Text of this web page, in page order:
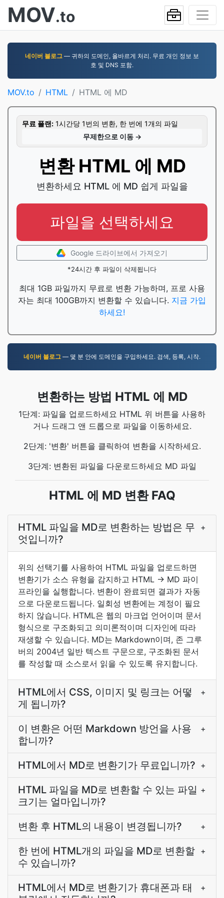
MOV.to
네이버 블로그 — 귀하의 도메인, 올바르게 처리. 무료 개인 정보 보
호 및 DNS 포함.
MOV.to HTML HTML 에 MD
무료 플랜: 1시간당 1번의 변환, 한 번에 1개의 파일
무제한으로 이동 →
변환 HTML 에 MD
변환하세요 HTML 에 MD 쉽게 파일을
파일을 선택하세요
Google 드라이브에서 가져오기
*24시간 후 파일이 삭제됩니다
최대 1GB 파일까지 무료로 변환 가능하며, 프로 사용
자는 최대 100GB까지 변환할 수 있습니다. 지금 가입
하세요!
네이버 블로그 — 몇 분 안에 도메인을 구입하세요. 검색, 등록, 시작.
변환하는 방법 HTML 에 MD
1단계: 파일을 업로드하세요 HTML 위 버튼을 사용하
거나 드래그 앤 드롭으로 파일을 이동하세요.
2단계: '변환' 버튼을 클릭하여 변환을 시작하세요.
3단계: 변환된 파일을 다운로드하세요 MD 파일
HTML 에 MD 변환 FAQ
HTML 파일을 MD로 변환하는 방법은 무
엇입니까?
+
위의 선택기를 사용하여 HTML 파일을 업로드하면
변환기가 소스 유형을 감지하고 HTML → MD 파이
프라인을 실행합니다. 변환이 완료되면 결과가 자동
으로 다운로드됩니다. 일회성 변환에는 계정이 필요
하지 않습니다. HTML은 웹의 마크업 언어이며 문서
형식으로 구조화되고 의미론적이며 디자인에 따라
재생할 수 있습니다. MD는 Markdown이며, 존 그루
버의 2004년 일반 텍스트 구문으로, 구조화된 문서
를 작성할 때 소스로서 읽을 수 있도록 유지합니다.
HTML에서 CSS, 이미지 및 링크는 어떻
게 됩니까?
+
이 변환은 어떤 Markdown 방언을 사용
합니까?
+
HTML에서 MD로 변환기가 무료입니까? +
HTML 파일을 MD로 변환할 수 있는 파일
크기는 얼마입니까?
+
변환 후 HTML의 내용이 변경됩니까? +
한 번에 HTML개의 파일을 MD로 변환할
수 있습니까?
+
HTML에서 MD로 변환기가 휴대폰과 태
+